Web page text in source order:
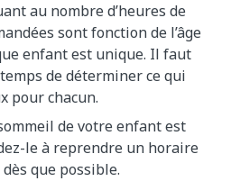
au nombre d’heures de
sont fonction de l’âge
enfant est unique. Il faut
de déterminer ce qui
pour chacun.
de votre enfant est
le à reprendre un horaire
que possible.